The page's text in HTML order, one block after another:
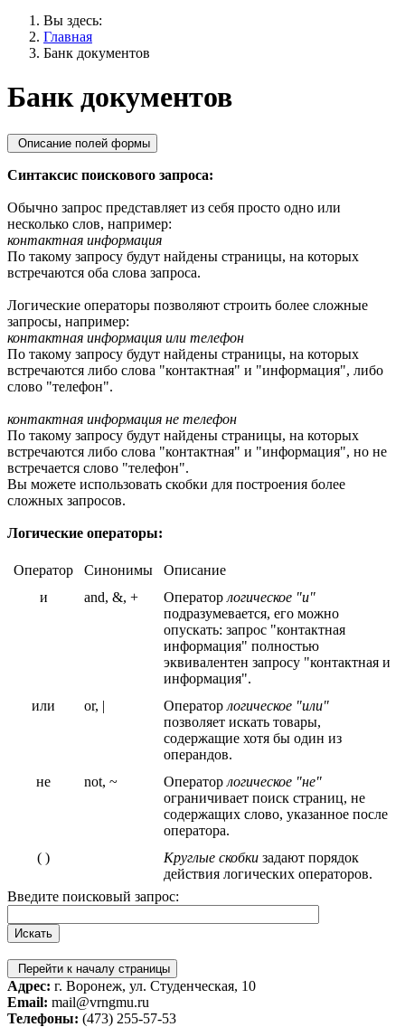
Вы здесь:
Главная
Банк документов
Банк документов
Описание полей формы
Синтаксис поискового запроса:
Обычно запрос представляет из себя просто одно или
несколько слов, например:
контактная информация
По такому запросу будут найдены страницы, на которых
встречаются оба слова запроса.
Логические операторы позволяют строить более сложные
запросы, например:
контактная информация или телефон
По такому запросу будут найдены страницы, на которых
встречаются либо слова "контактная" и "информация", либо
слово "телефон".
контактная информация не телефон
По такому запросу будут найдены страницы, на которых
встречаются либо слова "контактная" и "информация", но не
встречается слово "телефон".
Вы можете использовать скобки для построения более
сложных запросов.
Логические операторы:
Оператор Синонимы
Описание
и
and, &, + Оператор логическое "и"
подразумевается, его можно
опускать: запрос "контактная
информация" полностью
эквивалентен запросу "контактная и
информация".
или
or, | Оператор логическое "или"
позволяет искать товары,
содержащие хотя бы один из
операндов.
не
not, ~ Оператор логическое "не"
ограничивает поиск страниц, не
содержащих слово, указанное после
оператора.
( )
Круглые скобки задают порядок
действия логических операторов.
Введите поисковый запрос:
Перейти к началу страницы
Адрес: г. Воронеж, ул. Студенческая, 10
Email: mail@vrngmu.ru
Телефоны: (473) 255-57-53